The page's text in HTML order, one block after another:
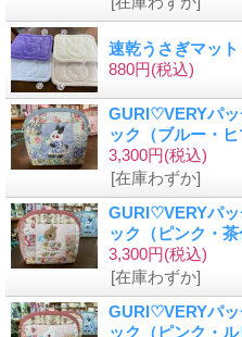
速乾うさぎマッ
880円(税込)
GURI♡VERYパ
ック（ブルー・ヒ
3,300円(税込)
[在庫わずか]
GURI♡VERYパ
ック（ピンク・茶
3,300円(税込)
[在庫わずか]
GURI♡VERYパ
ック（ピンク・ル